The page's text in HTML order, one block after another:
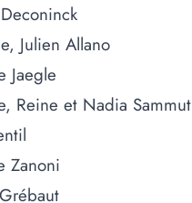
Julien Allano
Jaegle
Reine et Nadia Sammut
Zanoni